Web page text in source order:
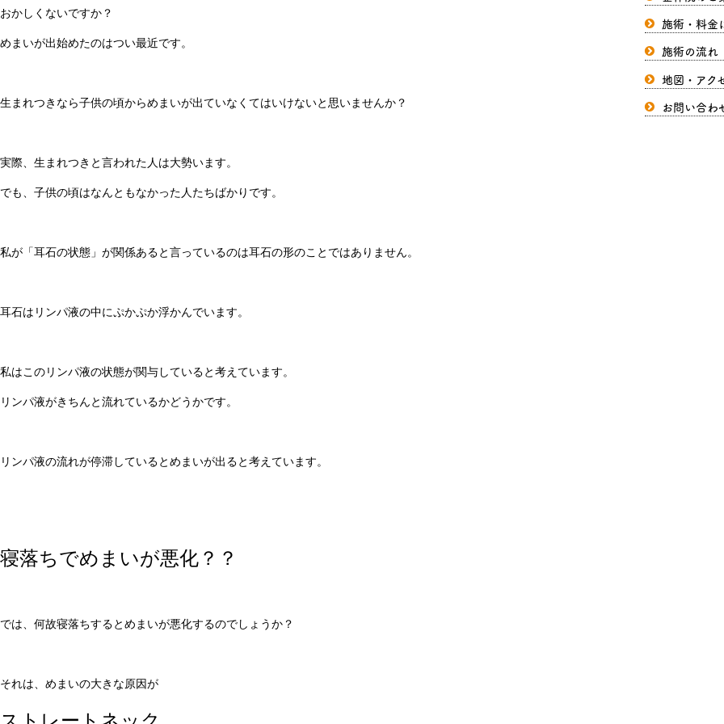
おかしくないですか？
めまいが出始めたのはつい最近です。
生まれつきなら子供の頃からめまいが出ていなくてはいけないと思いませんか？
実際、生まれつきと言われた人は大勢います。
でも、子供の頃はなんともなかった人たちばかりです。
私が「耳石の状態」が関係あると言っているのは耳石の形のことではありません。
耳石はリンパ液の中にぷかぷか浮かんでいます。
私はこのリンパ液の状態が関与していると考えています。
リンパ液がきちんと流れているかどうかです。
リンパ液の流れが停滞しているとめまいが出ると考えています。
寝落ちでめまいが悪化？？
では、何故寝落ちするとめまいが悪化するのでしょうか？
それは、めまいの大きな原因が
施術・料金
施術の流れ
地図・アク
お問い合わ